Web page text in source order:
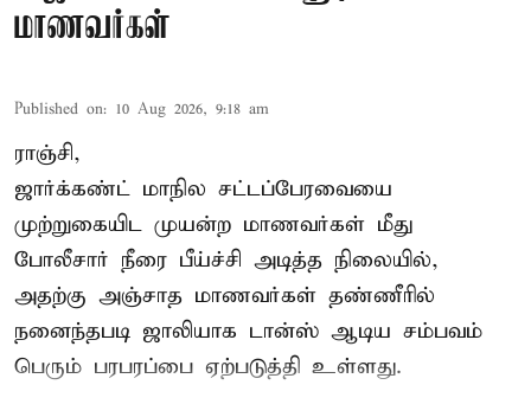
மாணவர்கள்
Published on: 10 Aug 2026, 9:18 am
ராஞ்சி,
ஜார்க்கண்ட் மாநில சட்டப்பேரவையை
முற்றுகையிட முயன்ற மாணவர்கள் மீது
போலீசார் நீரை பீய்ச்சி அடித்த நிலையில்,
அதற்கு அஞ்சாத மாணவர்கள் தண்ணீரில்
நனைந்தபடி ஜாலியாக டான்ஸ் ஆடிய சம்பவம்
பெரும் பரபரப்பை ஏற்படுத்தி உள்ளது.